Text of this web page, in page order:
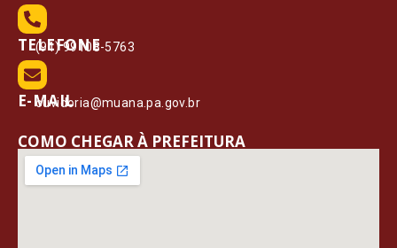
TELEFONE
(91) 99108-5763
E-MAIL
ouvidoria@muana.pa.gov.br
COMO CHEGAR À PREFEITURA